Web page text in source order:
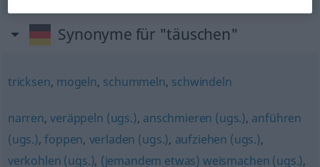
Synonyme für "täuschen"
tricksen, mogeln, schummeln, schwindeln
narren,veräppeln (ugs.), anschmieren (ugs.), anführen
(ugs.),foppen, verladen (ugs.), aufziehen (ugs.),
verkohlen (ugs.), (jemandem etwas) weismachen (ugs.),